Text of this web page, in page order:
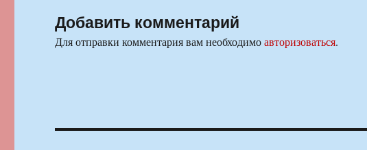
Добавить комментарий
Для отправки комментария вам необходимоавторизоваться.